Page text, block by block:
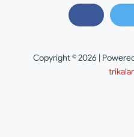
Copyright © 2026 |